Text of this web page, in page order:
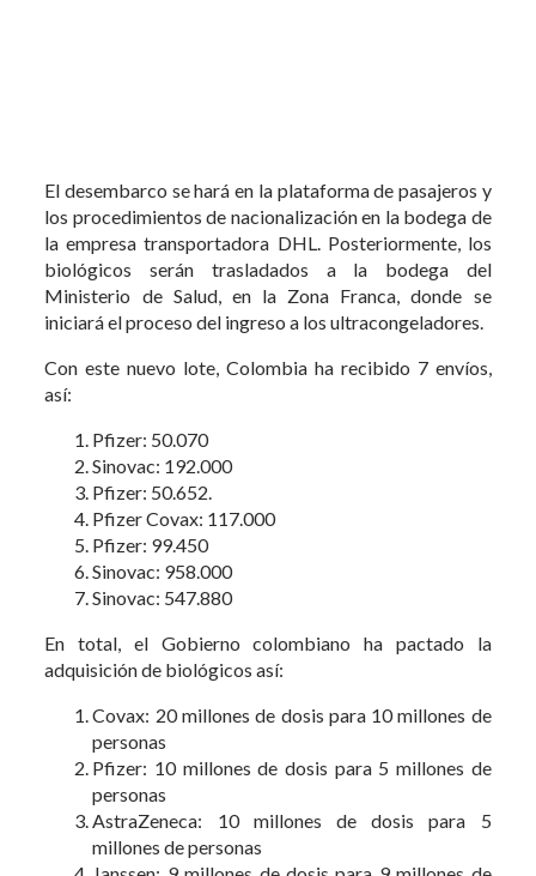
El desembarco se hará en la plataforma de pasajeros y
los procedimientos de nacionalización en la bodega de
la empresa transportadora DHL. Posteriormente, los
biológicos serán trasladados a la bodega del
Ministerio de Salud, en la Zona Franca, donde se
iniciará el proceso del ingreso a los ultracongeladores.
Con este nuevo lote, Colombia ha recibido 7 envíos,
así:
Pfizer: 50.070
Sinovac: 192.000
Pfizer: 50.652.
Pfizer Covax: 117.000
Pfizer: 99.450
Sinovac: 958.000
Sinovac: 547.880
En total, el Gobierno colombiano ha pactado la
adquisición de biológicos así:
Covax: 20 millones de dosis para 10 millones de
personas
Pfizer: 10 millones de dosis para 5 millones de
personas
AstraZeneca: 10 millones de dosis para 5
millones de personas